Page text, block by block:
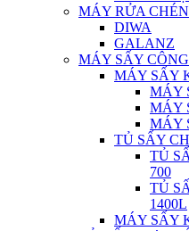
MÁY RỬA
DIWA
GALANZ
MÁY SẤY
MÁY SẤY
MÁY
MÁY
MÁY
TỦ SẤY
TỦ
700
TỦ
1400L
MÁY SẤY